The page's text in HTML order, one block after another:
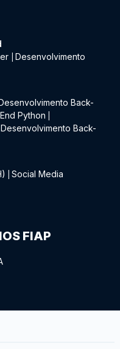
Desenvolvimento
Back-
Python
Desenvolvimento Back-
Social Media
FIAP